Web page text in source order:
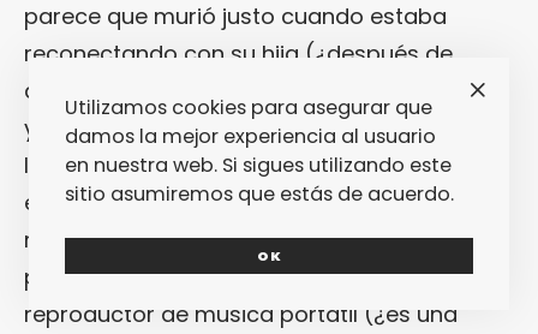
parece que murió justo cuando estaba
reconectando con su hija (¿después de
algún suceso que causó una desconexión?)
y del que encuentra una especie de diario en
la que revela ciertos paralelismos con ella,
especialmente una forma de volcarse en la
música que ya se ha visto en una
protagonista eternamente pegada a su
reproductor de música portátil (¿es una
Utilizamos cookies para asegurar que
damos la mejor experiencia al usuario
en nuestra web. Si sigues utilizando este
sitio asumiremos que estás de acuerdo.
OK